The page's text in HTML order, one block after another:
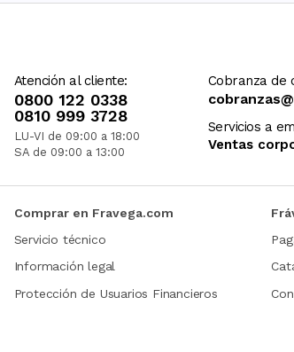
Atención al cliente:
0800 122 0338
0810 999 3728
LU-VI de 09:00 a 18:00
SA de 09:00 a 13:00
Cobranza de
Servicios a
Ventas
Comprar en Fravega.com
Servicio técnico
Información legal
Protección de Usuarios Financieros